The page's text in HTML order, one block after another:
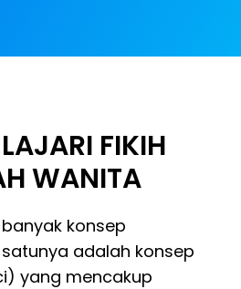
FIKIH
WANITA
konsep
adalah konsep
yang mencakup